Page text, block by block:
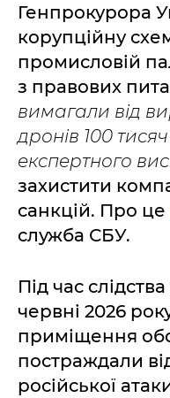
Генпрокурора
корупційну
промисловій
з правових
вимагали від
дронів 100
експертного
захистити
санкцій. Про це
служба СБУ.
Під час
червні 2026
приміщення
постраждали
російської